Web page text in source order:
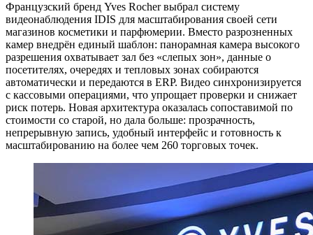
Французский бренд Yves Rocher выбрал систему
видеонаблюдения IDIS для масштабирования своей сети
магазинов косметики и парфюмерии. Вместо разрозненных
камер внедрён единый шаблон: панорамная камера высокого
разрешения охватывает зал без «слепых зон», данные о
посетителях, очередях и тепловых зонах собираются
автоматически и передаются в ERP. Видео синхронизируется
с кассовыми операциями, что упрощает проверки и снижает
риск потерь. Новая архитектура оказалась сопоставимой по
стоимости со старой, но дала больше: прозрачность,
непрерывную запись, удобный интерфейс и готовность к
масштабированию на более чем 260 торговых точек.